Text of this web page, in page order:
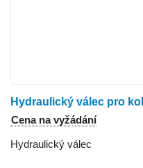
Cena na vyžádání
Hydraulický válec